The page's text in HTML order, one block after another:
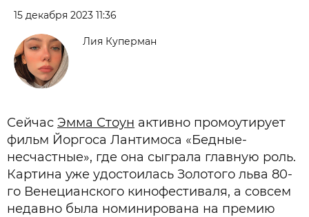
15 декабря 2023 11:36
Лия Куперман
Сейчас Эмма Стоун активно промоутирует
фильм Йоргоса Лантимоса «Бедные-
несчастные», где она сыграла главную роль.
Картина уже удостоилась Золотого льва 80-
го Венецианского кинофестиваля, а совсем
недавно была номинирована на премию